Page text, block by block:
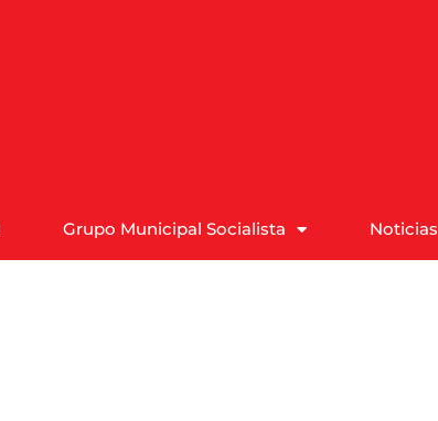
Grupo Municipal Socialista Noticias